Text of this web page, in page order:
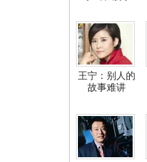
王宁：别人的
故事难讲